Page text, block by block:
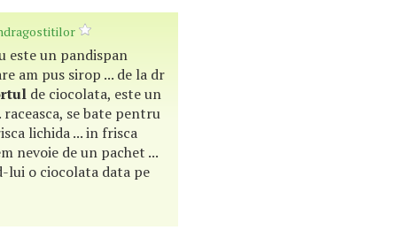
este un pandispan
am pus sirop ... de la dr
de ciocolata, este un
raceasca, se bate pentru
lichida ... in frisca
nevoie de un pachet ...
lui o ciocolata data pe